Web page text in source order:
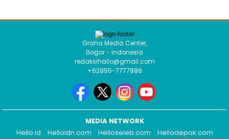
Graha Media Center,
Bogor - Indonesia
redaksihallo@gmail.com
+62855-7777888
MEDIA NETWORK
Hello.id
Helloidn.com Helloseleb.com
Hellodepok.com